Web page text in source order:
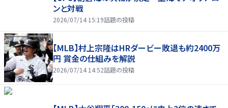
ンと対戦
2026/07/14 15:19話題の投稿
【MLB】村上宗隆はHRダービー敗退も約2400万
円 賞金の仕組みを解説
2026/07/14 14:52話題の投稿